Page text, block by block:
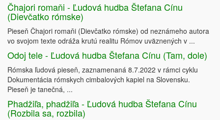
Čhajori romaňi - Ľudová hudba Štefana Cínu
(Dievčatko rómske)
Pieseň Čhajori romaňi (Dievčatko rómske) od neznámeho autora
vo svojom texte odráža krutú realitu Rómov uväznených v ...
Odoj tele - Ľudová hudba Štefana Cínu (Tam, dole)
Rómska ľudová pieseň, zaznamenaná 8.7.2022 v rámci cyklu
Dokumentácia rómskych cimbalových kapiel na Slovensku.
Pieseň je tanečná, ...
Phadžiľa, phadžiľa - Ľudová hudba Štefana Cínu
(Rozbila sa, rozbila)